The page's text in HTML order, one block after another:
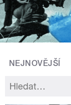
NEJNOVĚJŠÍ